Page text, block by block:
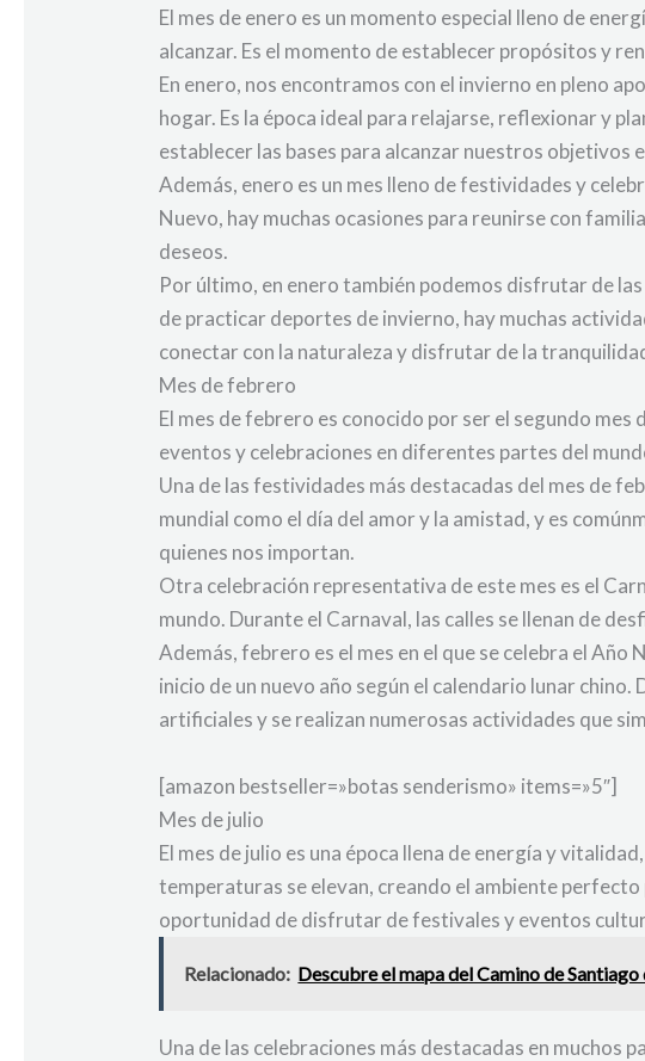
El mes de enero es un momento especial lleno de
alcanzar. Es el momento de establecer propósitos y
En enero, nos encontramos con el invierno en pleno
hogar. Es la época ideal para relajarse, reflexionar y
establecer las bases para alcanzar nuestros objetivos
Además, enero es un mes lleno de festividades y
Nuevo, hay muchas ocasiones para reunirse con
deseos.
Por último, en enero también podemos disfrutar de
de practicar deportes de invierno, hay muchas
conectar con la naturaleza y disfrutar de la
Mes de febrero
El mes de febrero es conocido por ser el segundo
eventos y celebraciones en diferentes partes del
Una de las festividades más destacadas del mes de
mundial como el día del amor y la amistad, y es
quienes nos importan.
Otra celebración representativa de este mes es el
mundo. Durante el Carnaval, las calles se llenan de
Además, febrero es el mes en el que se celebra el
inicio de un nuevo año según el calendario lunar
artificiales y se realizan numerosas actividades que
[amazon bestseller=»botas senderismo» items=»5″]
Mes de julio
El mes de julio es una época llena de energía y
temperaturas se elevan, creando el ambiente
oportunidad de disfrutar de festivales y eventos
Relacionado: Descubre el mapa del Camino de
Una de las celebraciones más destacadas en muchos